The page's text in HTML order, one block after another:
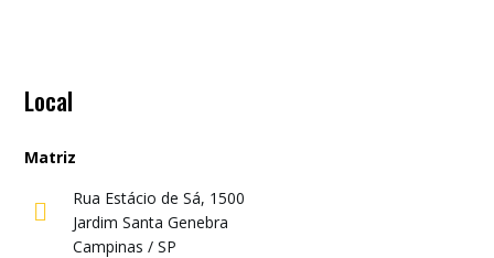
Local
Matriz

Rua Estácio de Sá, 1500
Jardim Santa Genebra
Campinas / SP